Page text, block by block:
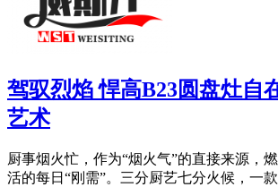
驾驭烈焰 悍高B23圆盘灶自
艺术
厨事烟火忙，作为“烟火气”的直接来源，
活的每日“刚需”。三分厨艺七分火候，一